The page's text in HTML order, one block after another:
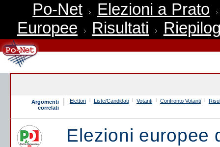
Po-Net
Elezioni a Prato
Europee
Risultati
Argomenti
correlati
Elettori Liste/Candidati Votanti Confronto Votanti
Elezioni europee